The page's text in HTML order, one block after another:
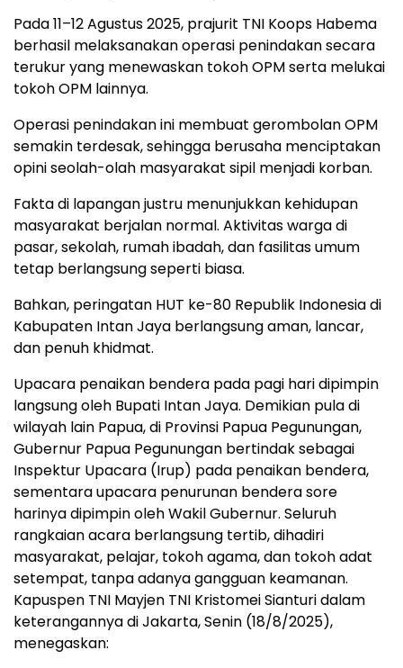
Pada 11–12 Agustus 2025, prajurit TNI Koops Habema
berhasil melaksanakan operasi penindakan secara
terukur yang menewaskan tokoh OPM serta melukai
tokoh OPM lainnya.
Operasi penindakan ini membuat gerombolan OPM
semakin terdesak, sehingga berusaha menciptakan
opini seolah-olah masyarakat sipil menjadi korban.
Fakta di lapangan justru menunjukkan kehidupan
masyarakat berjalan normal. Aktivitas warga di
pasar, sekolah, rumah ibadah, dan fasilitas umum
tetap berlangsung seperti biasa.
Bahkan, peringatan HUT ke-80 Republik Indonesia di
Kabupaten Intan Jaya berlangsung aman, lancar,
dan penuh khidmat.
Upacara penaikan bendera pada pagi hari dipimpin
langsung oleh Bupati Intan Jaya. Demikian pula di
wilayah lain Papua, di Provinsi Papua Pegunungan,
Gubernur Papua Pegunungan bertindak sebagai
Inspektur Upacara (Irup) pada penaikan bendera,
sementara upacara penurunan bendera sore
harinya dipimpin oleh Wakil Gubernur. Seluruh
rangkaian acara berlangsung tertib, dihadiri
masyarakat, pelajar, tokoh agama, dan tokoh adat
setempat, tanpa adanya gangguan keamanan.
Kapuspen TNI Mayjen TNI Kristomei Sianturi dalam
keterangannya di Jakarta, Senin (18/8/2025),
menegaskan: